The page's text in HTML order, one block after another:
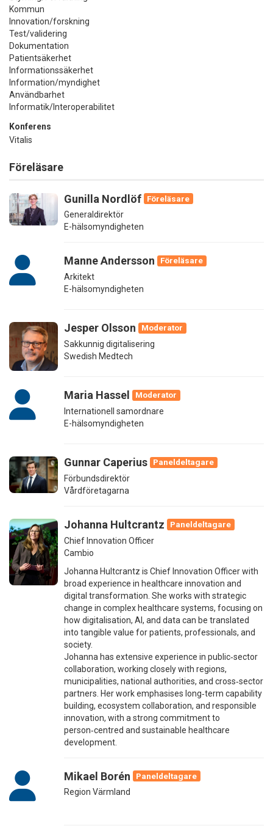
Kommun
Innovation/forskning
Test/validering
Dokumentation
Patientsäkerhet
Informationssäkerhet
Information/myndighet
Användbarhet
Informatik/Interoperabilitet
Konferens
Vitalis
Föreläsare
Gunilla Nordlöf
Föreläsare
Generaldirektör
E-hälsomyndigheten
Manne Andersson
Föreläsare
Arkitekt
E-hälsomyndigheten
Jesper Olsson
Moderator
Sakkunnig digitalisering
Swedish Medtech
Maria Hassel
Moderator
Internationell samordnare
E-hälsomyndigheten
Gunnar Caperius
Paneldeltagare
Förbundsdirektör
Vårdföretagarna
Johanna Hultcrantz
Paneldeltagare
Chief Innovation Officer
Cambio
Johanna Hultcrantz is Chief Innovation Officer with
broad experience in healthcare innovation and
digital transformation. She works with strategic
change in complex healthcare systems, focusing on
how digitalisation, AI, and data can be translated
into tangible value for patients, professionals, and
society.
Johanna has extensive experience in public‑sector
collaboration, working closely with regions,
municipalities, national authorities, and cross‑sector
partners. Her work emphasises long‑term capability
building, ecosystem collaboration, and responsible
innovation, with a strong commitment to
person‑centred and sustainable healthcare
development.
Mikael Borén
Paneldeltagare
Region Värmland